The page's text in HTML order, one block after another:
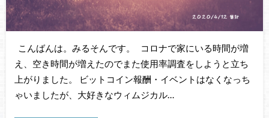
こんばんは。みるそんです。 コロナで家にいる時間が増
え、空き時間が増えたのでまた使用率調査をしようと立ち
上がりました。 ビットコイン報酬・イベントはなくなっち
ゃいましたが、大好きなウィムジカル…